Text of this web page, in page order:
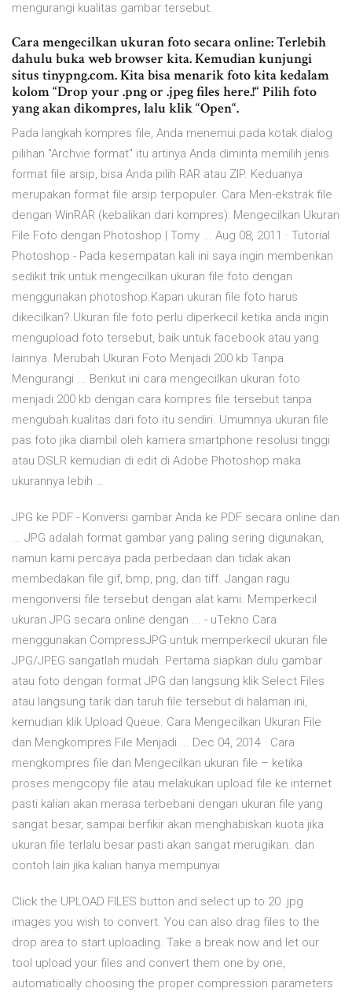
mengurangi kualitas gambar tersebut.
Cara mengecilkan ukuran foto secara online: Terlebih
dahulu buka web browser kita. Kemudian kunjungi
situs tinypng.com. Kita bisa menarik foto kita kedalam
kolom “Drop your .png or .jpeg files here.!“ Pilih foto
yang akan dikompres, lalu klik “Open“.
Pada langkah kompres file, Anda menemui pada kotak dialog
pilihan "Archvie format" itu artinya Anda diminta memilih jenis
format file arsip, bisa Anda pilih RAR atau ZIP. Keduanya
merupakan format file arsip terpopuler. Cara Men-ekstrak file
dengan WinRAR (kebalikan dari kompres): Mengecilkan Ukuran
File Foto dengan Photoshop | Tomy ... Aug 08, 2011 · Tutorial
Photoshop - Pada kesempatan kali ini saya ingin memberikan
sedikit trik untuk mengecilkan ukuran file foto dengan
menggunakan photoshop.Kapan ukuran file foto harus
dikecilkan?.Ukuran file foto perlu diperkecil ketika anda ingin
mengupload foto tersebut, baik untuk facebook atau yang
lainnya. Merubah Ukuran Foto Menjadi 200 kb Tanpa
Mengurangi ... Berikut ini cara mengecilkan ukuran foto
menjadi 200 kb dengan cara kompres file tersebut tanpa
mengubah kualitas dari foto itu sendiri. Umumnya ukuran file
pas foto jika diambil oleh kamera smartphone resolusi tinggi
atau DSLR kemudian di edit di Adobe Photoshop maka
ukurannya lebih …
JPG ke PDF - Konversi gambar Anda ke PDF secara online dan
... JPG adalah format gambar yang paling sering digunakan,
namun kami percaya pada perbedaan dan tidak akan
membedakan file gif, bmp, png, dan tiff. Jangan ragu
mengonversi file tersebut dengan alat kami. Memperkecil
ukuran JPG secara online dengan ... - uTekno Cara
menggunakan CompressJPG untuk memperkecil ukuran file
JPG/JPEG sangatlah mudah. Pertama siapkan dulu gambar
atau foto dengan format JPG dan langsung klik Select Files
atau langsung tarik dan taruh file tersebut di halaman ini,
kemudian klik Upload Queue. Cara Mengecilkan Ukuran File
dan Mengkompres File Menjadi ... Dec 04, 2014 · Cara
mengkompres file dan Mengecilkan ukuran file – ketika
proses mengcopy file atau melakukan upload file ke internet
pasti kalian akan merasa terbebani dengan ukuran file yang
sangat besar, sampai berfikir akan menghabiskan kuota jika
ukuran file terlalu besar pasti akan sangat merugikan. dan
contoh lain jika kalian hanya mempunyai
Click the UPLOAD FILES button and select up to 20 .jpg
images you wish to convert. You can also drag files to the
drop area to start uploading. Take a break now and let our
tool upload your files and convert them one by one,
automatically choosing the proper compression parameters